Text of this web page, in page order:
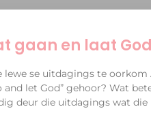
gaan en laat God
lewe se uitdagings te oorkom
and let God” gehoor? Wat
deur die uitdagings wat die